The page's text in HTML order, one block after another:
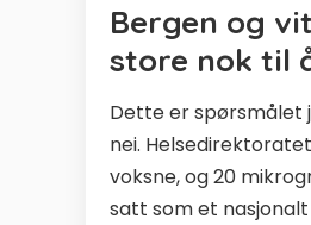
Bergen og
store nok til
Dette er spørsmålet
nei.
voksne, og 20
satt som et